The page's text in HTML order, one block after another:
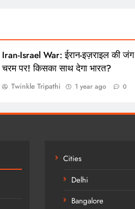
Iran-Israel War: ईरान-इज़राइल की जंग
चरम पर! किसका साथ देगा भारत?
Twinkle Tripathi 1 year ago 0
Cities
Delhi
Bangalore